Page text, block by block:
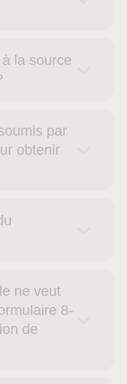
la source
par
obtenir
ne veut
8-
de